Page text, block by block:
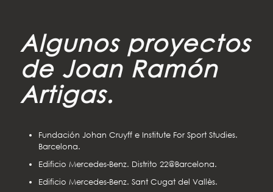
Algunos proyectos
de Joan Ramón
Artigas.
Fundación Johan Cruyff e Institute For Sport Studies.
Barcelona.
Edificio Mercedes-Benz. Distrito 22@Barcelona.
Edificio Mercedes-Benz. Sant Cugat del Vallès.